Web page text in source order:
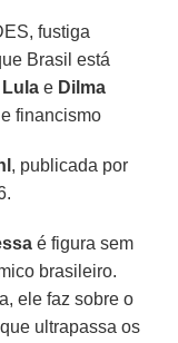
fustiga
Brasil está
Lula e Dilma
financismo
, publicada por
é figura sem
brasileiro.
ele faz sobre o
ultrapassa os